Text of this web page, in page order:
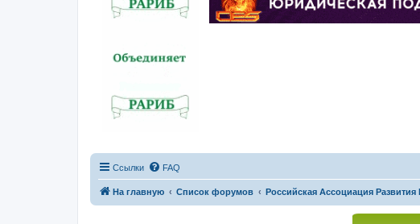
Ссылки FAQ
На главную Список форумов Российская Ассоциация Развития